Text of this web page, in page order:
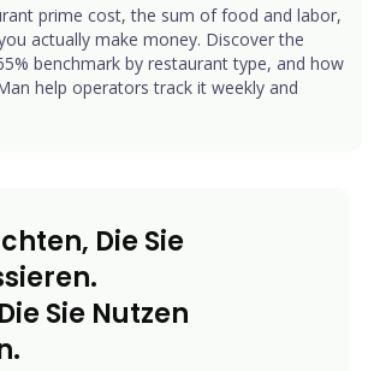
prime cost, the sum of food and labor,
actually make money. Discover the
benchmark by restaurant type, and how
help operators track it weekly and
Die Sie
Sie Nutzen